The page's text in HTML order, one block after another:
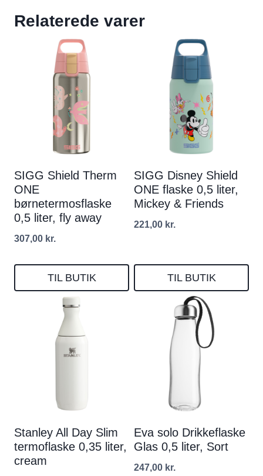
Relaterede varer
SIGG Shield Therm
ONE
børnetermosflaske
0,5 liter, fly away
307,00 kr.
TIL BUTIK
SIGG Disney Shield
ONE flaske 0,5 liter,
Mickey & Friends
221,00 kr.
TIL BUTIK
Stanley All Day Slim
termoflaske 0,35 liter,
cream
Eva solo Drikkeflaske
Glas 0,5 liter, Sort
247,00 kr.